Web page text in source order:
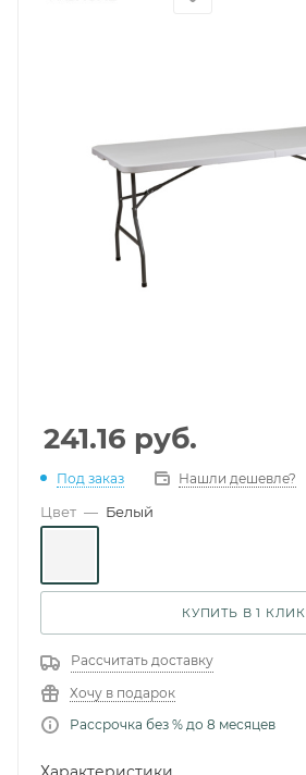
241.16 руб.
Под заказ Нашли дешевле?
Цвет — Белый
КУПИТЬ В 1 КЛИК
Рассчитать доставку
Хочу в подарок
Рассрочка без % до 8 месяцев